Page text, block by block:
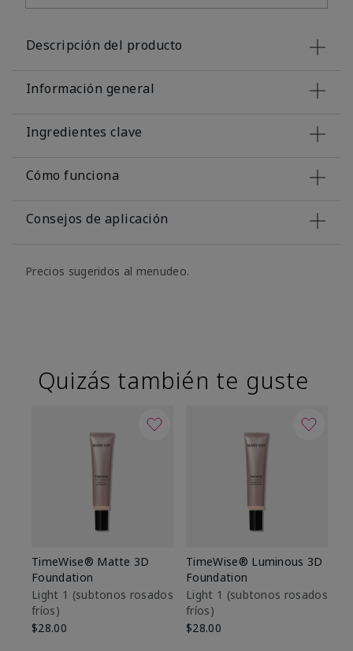
Descripción del producto
Información general
Ingredientes clave
Cómo funciona
Consejos de aplicación
Precios sugeridos al menudeo.
Quizás también te guste
TimeWise® Matte 3D
Foundation
Light 1​ (subtonos rosados
fríos)
$28.00
TimeWise® Luminous 3D
Foundation
Light 1​ (subtonos rosados
fríos)
$28.00